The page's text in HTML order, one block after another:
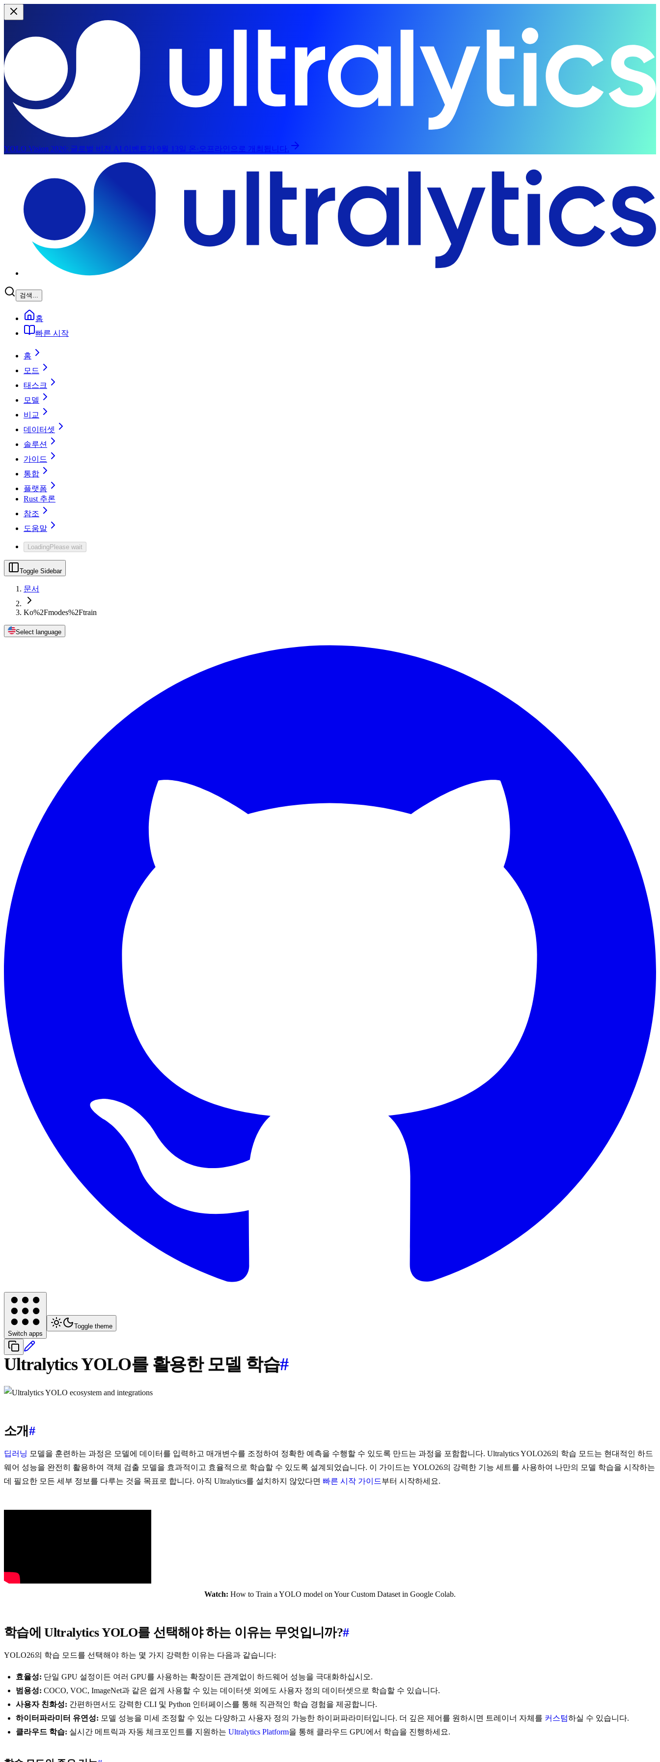
YOLO Vision 2026: 글로벌 비전 AI 이벤트가 9월 13일 온·오프라인으로 개최됩니다.
검색...
홈
빠른 시작
홈
모드
태스크
모델
비교
데이터셋
솔루션
가이드
통합
플랫폼
Rust 추론
참조
도움말
LoadingPlease wait
Toggle Sidebar
문서
Ko%2Fmodes%2Ftrain
Select language
Switch apps
Toggle theme
Ultralytics YOLO를 활용한 모델 학습#
소개#
딥러닝 모델을 훈련하는 과정은 모델에 데이터를 입력하고 매개변수를 조정하여 정확한 예측을 수행할 수 있도록 만드는 과정을 포함합니다. Ultralytics YOLO26의 학습 모드는 현대적인 하드
웨어 성능을 완전히 활용하여 객체 검출 모델을 효과적이고 효율적으로 학습할 수 있도록 설계되었습니다. 이 가이드는 YOLO26의 강력한 기능 세트를 사용하여 나만의 모델 학습을 시작하는
데 필요한 모든 세부 정보를 다루는 것을 목표로 합니다. 아직 Ultralytics를 설치하지 않았다면 빠른 시작 가이드부터 시작하세요.
Watch: How to Train a YOLO model on Your Custom Dataset in Google Colab.
학습에 Ultralytics YOLO를 선택해야 하는 이유는 무엇입니까?#
YOLO26의 학습 모드를 선택해야 하는 몇 가지 강력한 이유는 다음과 같습니다:
효율성: 단일 GPU 설정이든 여러 GPU를 사용하는 확장이든 관계없이 하드웨어 성능을 극대화하십시오.
범용성: COCO, VOC, ImageNet과 같은 쉽게 사용할 수 있는 데이터셋 외에도 사용자 정의 데이터셋으로 학습할 수 있습니다.
사용자 친화성: 간편하면서도 강력한 CLI 및 Python 인터페이스를 통해 직관적인 학습 경험을 제공합니다.
하이터파라미터 유연성: 모델 성능을 미세 조정할 수 있는 다양하고 사용자 정의 가능한 하이퍼파라미터입니다. 더 깊은 제어를 원하시면 트레이너 자체를 커스텀하실 수 있습니다.
클라우드 학습: 실시간 메트릭과 자동 체크포인트를 지원하는 Ultralytics Platform을 통해 클라우드 GPU에서 학습을 진행하세요.